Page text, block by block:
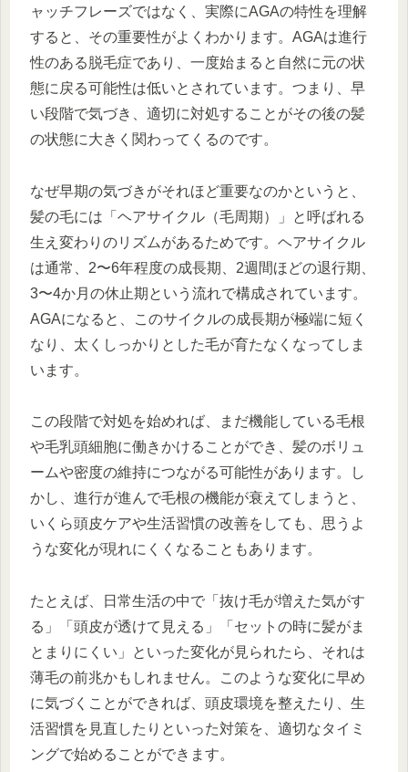
ャッチフレーズではなく、実際にAGAの特性を理解
すると、その重要性がよくわかります。AGAは進行
性のある脱毛症であり、一度始まると自然に元の状
態に戻る可能性は低いとされています。つまり、早
い段階で気づき、適切に対処することがその後の髪
の状態に大きく関わってくるのです。
なぜ早期の気づきがそれほど重要なのかというと、
髪の毛には「ヘアサイクル（毛周期）」と呼ばれる
生え変わりのリズムがあるためです。ヘアサイクル
は通常、2〜6年程度の成長期、2週間ほどの退行期、
3〜4か月の休止期という流れで構成されています。
AGAになると、このサイクルの成長期が極端に短く
なり、太くしっかりとした毛が育たなくなってしま
います。
この段階で対処を始めれば、まだ機能している毛根
や毛乳頭細胞に働きかけることができ、髪のボリュ
ームや密度の維持につながる可能性があります。し
かし、進行が進んで毛根の機能が衰えてしまうと、
いくら頭皮ケアや生活習慣の改善をしても、思うよ
うな変化が現れにくくなることもあります。
たとえば、日常生活の中で「抜け毛が増えた気がす
る」「頭皮が透けて見える」「セットの時に髪がま
とまりにくい」といった変化が見られたら、それは
薄毛の前兆かもしれません。このような変化に早め
に気づくことができれば、頭皮環境を整えたり、生
活習慣を見直したりといった対策を、適切なタイミ
ングで始めることができます。